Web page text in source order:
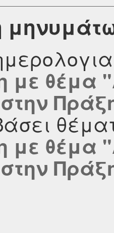
με θέμα
με θέμα